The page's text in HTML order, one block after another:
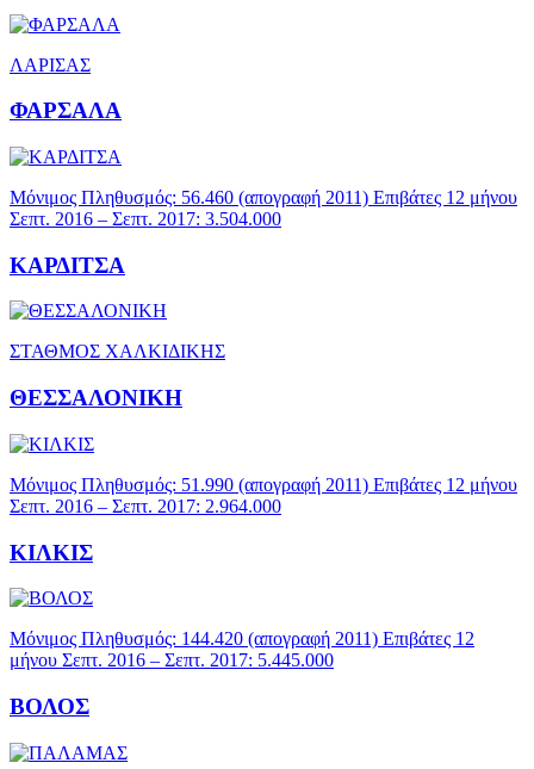
ΛΑΡΙΣΑΣ
ΦΑΡΣΑΛΑ
Μόνιμος Πληθυσμός: 56.460 (απογραφή 2011) Επιβάτες 12 μήνου
Σεπτ. 2016 – Σεπτ. 2017: 3.504.000
ΚΑΡΔΙΤΣΑ
ΣΤΑΘΜΟΣ ΧΑΛΚΙΔΙΚΗΣ
ΘΕΣΣΑΛΟΝΙΚΗ
Μόνιμος Πληθυσμός: 51.990 (απογραφή 2011) Επιβάτες 12 μήνου
Σεπτ. 2016 – Σεπτ. 2017: 2.964.000
ΚΙΛΚΙΣ
Μόνιμος Πληθυσμός: 144.420 (απογραφή 2011) Επιβάτες 12
μήνου Σεπτ. 2016 – Σεπτ. 2017: 5.445.000
ΒΟΛΟΣ